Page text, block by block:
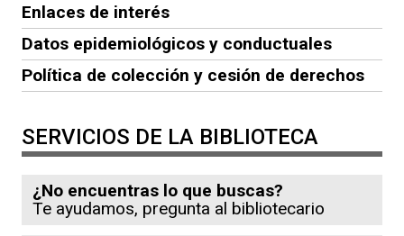
Enlaces de interés
Datos epidemiológicos y conductuales
Política de colección y cesión de derechos
SERVICIOS DE LA BIBLIOTECA
¿No encuentras lo que buscas?
Te ayudamos, pregunta al bibliotecario